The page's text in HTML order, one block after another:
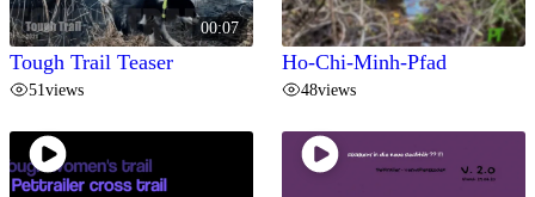
00:07
Tough Trail Teaser
51views
Ho-Chi-Minh-Pfad
48views